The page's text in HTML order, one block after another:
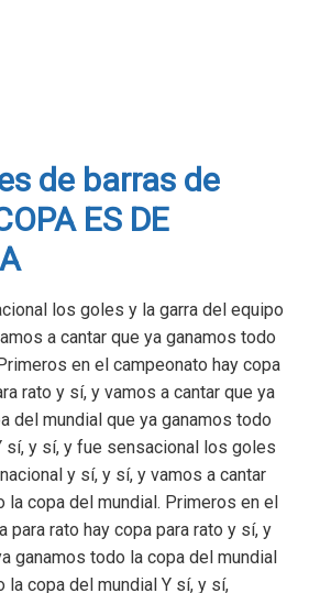
de barras de
ES DE
los goles y la garra del equipo
a cantar que ya ganamos todo
en el campeonato hay copa
rato y sí, y vamos a cantar que ya
del mundial que ya ganamos todo
sí, y sí, y fue sensacional los goles
y sí, y sí, y vamos a cantar
la copa del mundial. Primeros en el
para rato hay copa para rato y sí, y
ganamos todo la copa del mundial
la copa del mundial Y sí, y sí,